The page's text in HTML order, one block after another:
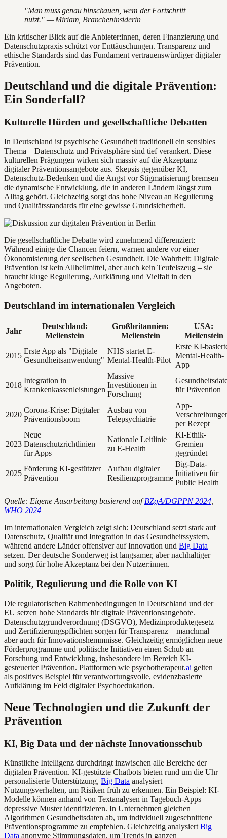
"Man muss genau hinschauen, wem der Fortschritt
nutzt." — Miriam, Brancheninsiderin
Ein kritischer Blick auf die Anbieter:innen, deren Finanzierung und
Datenschutzpraxis schützt vor Enttäuschungen. Transparenz und
ethische Standards sind das Fundament vertrauenswürdiger digitaler
Prävention.
Deutschland und die digitale Prävention:
Ein Sonderfall?
Kulturelle Hürden und gesellschaftliche Debatten
In Deutschland ist psychische Gesundheit traditionell ein sensibles
Thema – Datenschutz und Privatsphäre sind tief verankert. Diese
kulturellen Prägungen wirken sich massiv auf die Akzeptanz
digitaler Präventionsangebote aus. Skepsis gegenüber KI,
Datenschutz-Bedenken und die Angst vor Stigmatisierung bremsen
die dynamische Entwicklung, die in anderen Ländern längst zum
Alltag gehört. Gleichzeitig sorgt das hohe Niveau an Regulierung
und Qualitätsstandards für eine gewisse Grundsicherheit.
Die gesellschaftliche Debatte wird zunehmend differenziert:
Während einige die Chancen feiern, warnen andere vor einer
Ökonomisierung der seelischen Gesundheit. Die Wahrheit: Digitale
Prävention ist kein Allheilmittel, aber auch kein Teufelszeug – sie
braucht kluge Regulierung, Aufklärung und Vielfalt in den
Angeboten.
Deutschland im internationalen Vergleich
Jahr
Deutschland:
Meilenstein
Großbritannien:
Meilenstein
USA:
Meilenstein
2015
Erste App als "Digitale
Gesundheitsanwendung"
NHS startet E-
Mental-Health-Pilot
Erste KI-
Mental-Health-
App
2018
Integration in
Krankenkassenleistungen
Massive
Investitionen in
Forschung
für Prävention
2020
Corona-Krise: Digitaler
Präventionsboom
Ausbau von
Telepsychiatrie
App-
per Rezept
2023
Neue
Datenschutzrichtlinien
für Apps
Nationale Leitlinie
zu E-Health
KI-Ethik-
Gremien
gegründet
2025
Förderung KI-gestützter
Prävention
Aufbau digitaler
Resilienzprogramme
Big-Data-
Initiativen für
Public Health
Quelle: Eigene Ausarbeitung basierend aufBZgA/DGPPN 2024,
WHO 2024
Im internationalen Vergleich zeigt sich: Deutschland setzt stark auf
Datenschutz, Qualität und Integration in das Gesundheitssystem,
während andere Länder offensiver auf Innovation und Big Data
setzen. Der deutsche Sonderweg ist langsamer, aber nachhaltiger –
und sorgt für hohe Akzeptanz bei den Nutzer:innen.
Politik, Regulierung und die Rolle von KI
Die regulatorischen Rahmenbedingungen in Deutschland und der
EU setzen hohe Standards für digitale Präventionsangebote.
Datenschutzgrundverordnung (DSGVO), Medizinproduktegesetz
und Zertifizierungspflichten sorgen für Transparenz – manchmal
aber auch für Innovationshemmnisse. Gleichzeitig ermöglichen neue
Förderprogramme und politische Initiativen einen Schub an
Forschung und Entwicklung, insbesondere im Bereich KI-
gesteuerter Prävention. Plattformen wie psychotherapeut.ai gelten
als positives Beispiel für verantwortungsvolle, evidenzbasierte
Aufklärung im Feld digitaler Psychoedukation.
Neue Technologien und die Zukunft der
Prävention
KI, Big Data und der nächste Innovationsschub
Künstliche Intelligenz durchdringt inzwischen alle Bereiche der
digitalen Prävention. KI-gestützte Chatbots bieten rund um die Uhr
personalisierte Unterstützung, Big Data analysiert
Nutzungsverhalten, um Risiken früh zu erkennen. Ein Beispiel: KI-
Modelle können anhand von Textanalysen in Tagebuch-Apps
depressive Muster identifizieren. In Unternehmen gleichen
Algorithmen Gesundheitsdaten ab, um individuell zugeschnittene
Präventionsprogramme zu empfehlen. Gleichzeitig analysiertBig
Data anonyme Stimmungsdaten, um Trends in ganzen